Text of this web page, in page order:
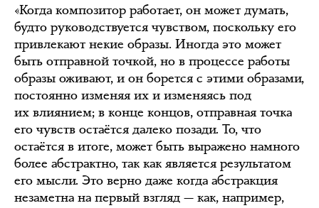
«Когда композитор работает, он может думать,
будто руководствуется чувством, поскольку его
привлекают некие образы. Иногда это может
быть отправной точкой, но в процессе работы
образы оживают, и он борется с этими образами,
постоянно изменяя их и изменяясь под
их влиянием; в конце концов, отправная точка
его чувств остаётся далеко позади. То, что
остаётся в итоге, может быть выражено намного
более абстрактно, так как является результатом
его мысли. Это верно даже когда абстракция
незаметна на первый взгляд — как, например,